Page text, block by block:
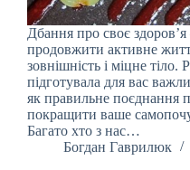
Дбання про своє
продовжити активне
зовнішність і міцне
підготувала для вас
як правильне поєднання
покращити ваше
Багато хто з нас…
Богдан Гаврилюк